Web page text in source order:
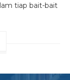
tiap bait-bait